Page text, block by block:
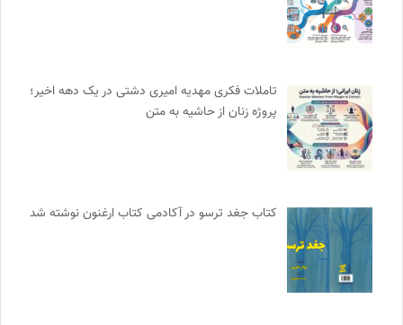
تاملات فکری مهدیه امیری دشتی در یک دهه اخیر؛
پروژه زنان از حاشیه به متن
کتاب جغد ترسو در آکادمی کتاب ارغنون نوشته شد